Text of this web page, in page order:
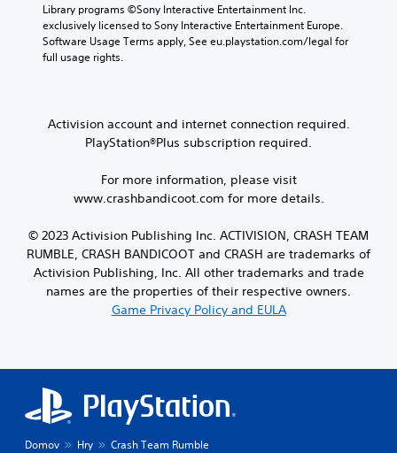
Library programs ©Sony Interactive Entertainment Inc.
exclusively licensed to Sony Interactive Entertainment Europe.
Software Usage Terms apply, See eu.playstation.com/legal for
full usage rights.
Activision account and internet connection required.
PlayStation®Plus subscription required.
For more information, please visit
www.crashbandicoot.com for more details.
© 2023 Activision Publishing Inc. ACTIVISION, CRASH TEAM
RUMBLE, CRASH BANDICOOT and CRASH are trademarks of
Activision Publishing, Inc. All other trademarks and trade
names are the properties of their respective owners.
Game Privacy Policy and EULA
Domov Hry Crash Team Rumble